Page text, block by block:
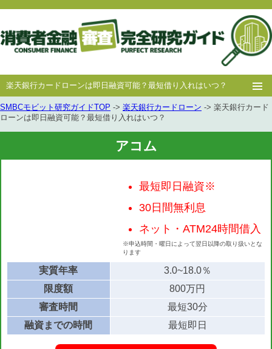
楽天銀行カードローンは即日融資可能？最短借り入れはいつ？
ホー
ム
消費者
金融
中小消費者
金融
キャッシング
審査
キャッシング
豆知識
SMBCモビット研究ガイドTOP -> 楽天銀行カードローン -> 楽天銀行カード
ローンは即日融資可能？最短借り入れはいつ？
アコム
最短即日融資※
30日間無利息
ネット・ATM24時間借入
※申込時間・曜日によって翌日以降の取り扱いとな
ります
実質年率
3.0~18.0％
限度額
800万円
審査時間
最短30分
融資までの時間
最短即日